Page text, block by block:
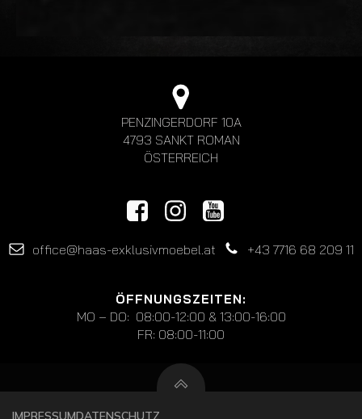
PENZINGERDORF 10A
4793 SANKT ROMAN
ÖSTERREICH
office@haas-exklusivmoebel.at +43 7716 68 209 11
ÖFFNUNGSZEITEN:
MO – DO: 08:00-12:00 & 13:00-16:00
FR: 08:00-11:00
IMPRESSUMDATENSCHUTZ